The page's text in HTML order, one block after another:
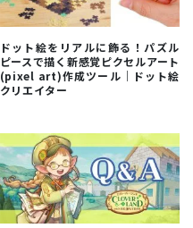
ドット絵をリアルに飾る！パズル
ピースで描く新感覚ピクセルアート
(pixel art)作成ツール｜ドット絵
クリエイター